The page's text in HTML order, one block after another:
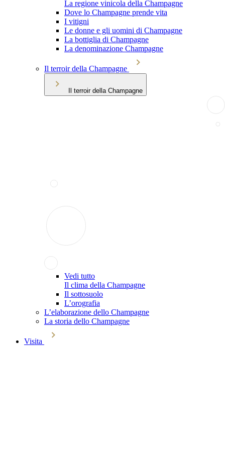
La regione vinicola della Champagne
Dove lo Champagne prende vita
I vitigni
Le donne e gli uomini di Champagne
La bottiglia di Champagne
La denominazione Champagne
Il terroir della Champagne
Il terroir della Champagne
Vedi tutto
Il clima della Champagne
Il sottosuolo
L’orografia
L’elaborazione dello Champagne
La storia dello Champagne
Visita